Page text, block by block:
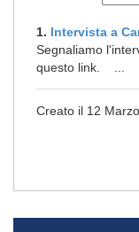
1. Intervista a
Segnaliamo
questo link. ...
Creato il 12